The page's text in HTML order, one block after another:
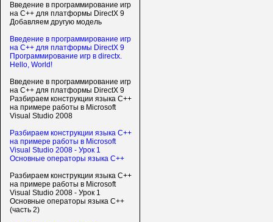
Введение в программирование игр
на С++ для платформы DirectX 9
Добавляем другую модель
Введение в программирование игр
на С++ для платформы DirectX 9
Программирование игр в directx.
Hello, World!
Введение в программирование игр
на С++ для платформы DirectX 9
Разбираем конструкции языка C++
на примере работы в Microsoft
Visual Studio 2008
Разбираем конструкции языка C++
на примере работы в Microsoft
Visual Studio 2008 - Урок 1
Основные операторы языка C++
Разбираем конструкции языка C++
на примере работы в Microsoft
Visual Studio 2008 - Урок 1
Основные операторы языка C++
(часть 2)